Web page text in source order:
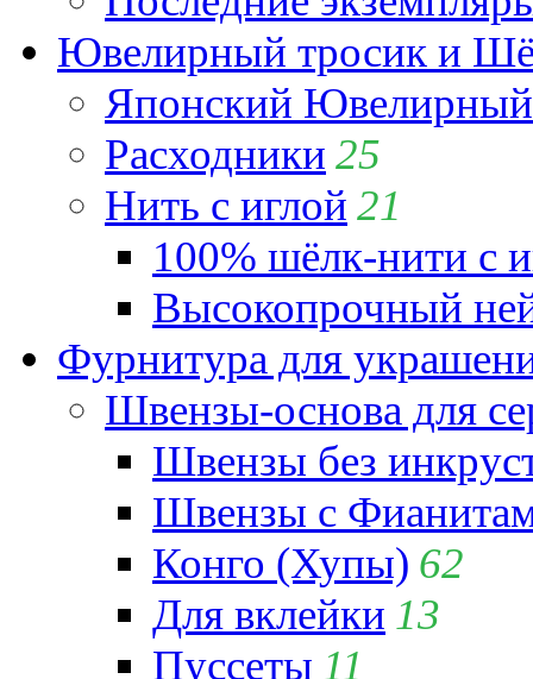
Ювелирный тросик и
Японский
Расходники 25
Нить с иглой 21
100% шёлк-нити с
Высокопрочный
Фурнитура для
Швензы-основа для
Швензы без
Швензы с
Конго (Хупы) 62
Для вклейки 13
Пуссеты 11